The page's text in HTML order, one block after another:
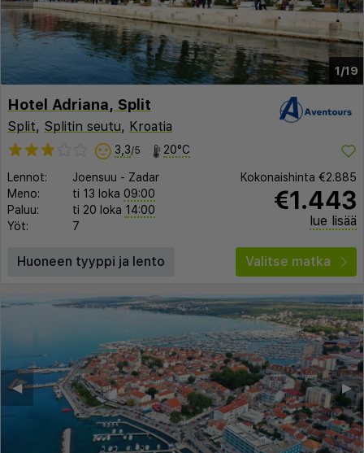
1/19
Hotel Adriana, Split
Split, Splitin seutu, Kroatia
3,3/5 20°C
Lennot: Joensuu - Zadar
Meno:
ti 13 loka 09:00
Paluu:
ti 20 loka 14:00
Yöt:
7
Kokonaishinta €2.885
€1.443
lue lisää
Huoneen tyyppi ja lento Valitse matka
▶︎
◀︎